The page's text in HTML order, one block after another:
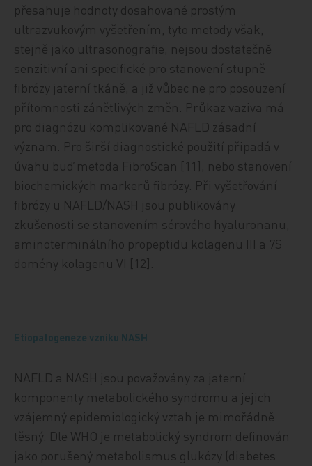
přesahuje hodnoty dosahované prostým
ultrazvukovým vyšetřením, tyto metody však,
stejně jako ultrasonografie, nejsou dostatečně
senzitivní ani specifické pro stanovení stupně
fibrózy jaterní tkáně, a již vůbec ne pro posouzení
přítomnosti zánětlivých změn. Průkaz vaziva má
pro diagnózu komplikované NAFLD zásadní
význam. Pro širší diagnostické použití připadá v
úvahu buď metoda FibroScan [11], nebo stanovení
biochemických markerů fibrózy. Při vyšetřování
fibrózy u NAFLD/NASH jsou publikovány
zkušenosti se stanovením sérového hyaluronanu,
aminoterminálního propeptidu kolagenu III a 7S
domény kolagenu VI [12].
Etiopatogeneze vzniku NASH
NAFLD a NASH jsou považovány za jaterní
komponenty metabolického syndromu a jejich
vzájemný epidemiologický vztah je mimořádně
těsný. Dle WHO je metabolický syndrom definován
jako porušený metabolismus glukózy (diabetes